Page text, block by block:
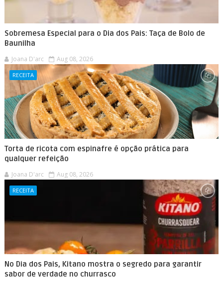
Sobremesa Especial para o Dia dos Pais: Taça de Bolo de
Baunilha
Joana D'arc Aug 08, 2026
RECEITA
Torta de ricota com espinafre é opção prática para
qualquer refeição
Joana D'arc Aug 08, 2026
RECEITA
No Dia dos Pais, Kitano mostra o segredo para garantir
sabor de verdade no churrasco